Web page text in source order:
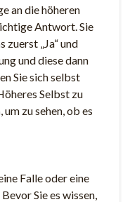
an die höheren
Antwort. Sie
zuerst „Ja“ und
und diese dann
Sie sich selbst
Selbst zu
zu sehen, ob es
Falle oder eine
Sie es wissen,